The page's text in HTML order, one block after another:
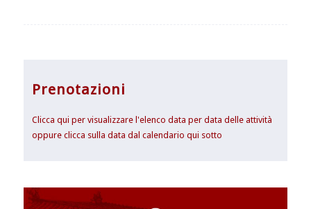
Prenotazioni
Clicca qui per visualizzare l'elenco data per data delle attività
oppure clicca sulla data dal calendario qui sotto